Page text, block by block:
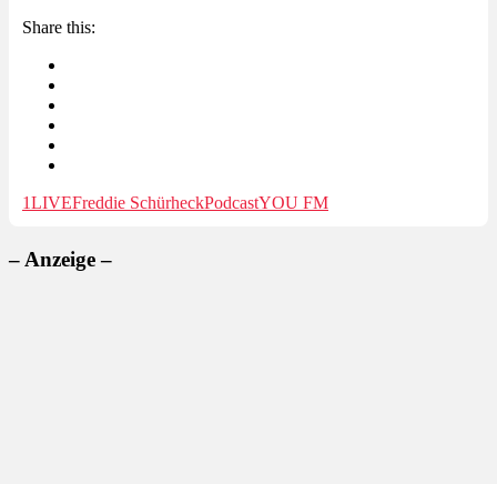
Share this:
1LIVEFreddie SchürheckPodcastYOU FM
– Anzeige –